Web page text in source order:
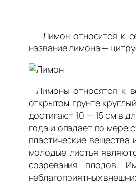
Лимон относится к
название лимона —
Лимоны относятся к
открытом грунте
достигают 10 — 15 см в
года и опадает по мере
пластические
молодые листья
созревания плодов.
неблагоприятных